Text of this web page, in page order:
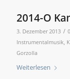
2014-O
3. Dezember 2013 /
Instrumentalmusik,
Gorzolla
Weiterlesen